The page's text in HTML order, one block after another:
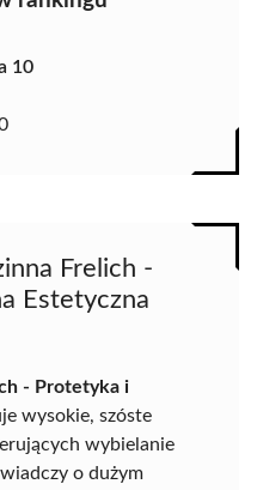
10
Frelich -
Estetyczna
- Protetyka i
wysokie, szóste
wybielanie
o dużym